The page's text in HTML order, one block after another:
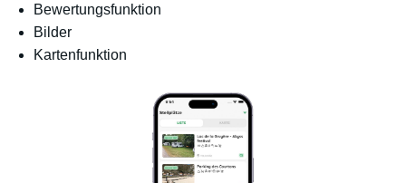
Bewertungsfunktion
Bilder
Kartenfunktion